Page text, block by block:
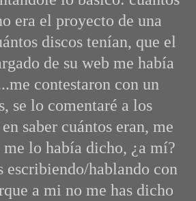
era el proyecto de una
discos tenían, que el
de su web me había
contestaron con un
se lo comentaré a los
saber cuántos eran, me
me lo había dicho, ¿a mí?
escribiendo/hablando con
a mi no me has dicho